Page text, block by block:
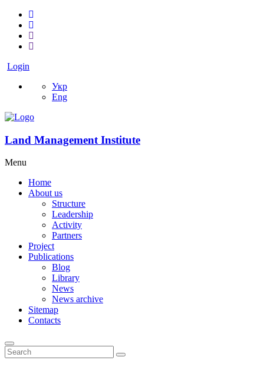
Login
Укр
Eng
Land Management Institute
Menu
Home
About us
Structure
Leadership
Activity
Partners
Project
Publications
Blog
Library
News
News archive
Sitemap
Contacts